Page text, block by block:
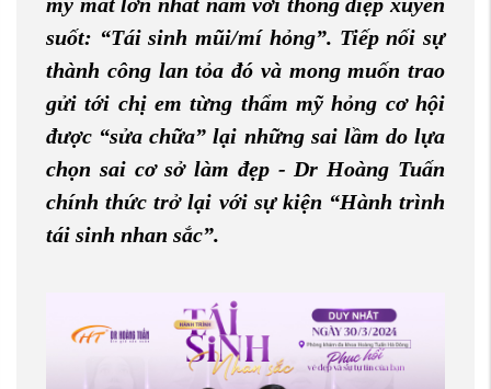
suốt: “Tái sinh mũi/mí hỏng”. Tiếp nối sự
thành công lan tỏa đó và mong muốn trao
gửi tới chị em từng thẩm mỹ hỏng cơ hội
được “sửa chữa” lại những sai lầm do lựa
chọn sai cơ sở làm đẹp - Dr Hoàng Tuấn
chính thức trở lại với sự kiện “Hành trình
tái sinh nhan sắc”.